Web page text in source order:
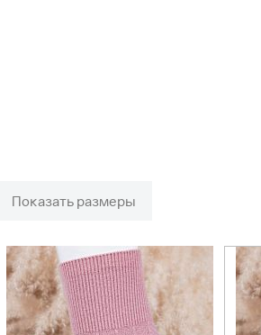
Показать размеры